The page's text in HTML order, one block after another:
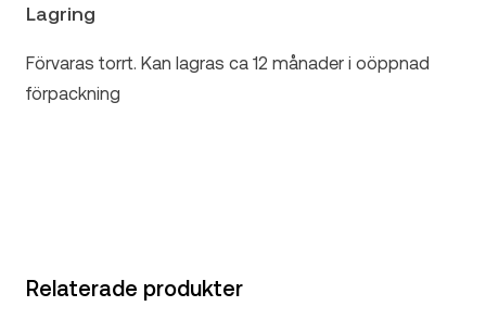
Lagring
Förvaras torrt. Kan lagras ca 12 månader i oöppnad
förpackning
Relaterade produkter